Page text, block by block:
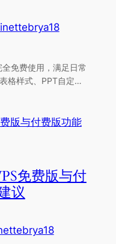
免费使用，满足日常
格样式、PPT自定…
免费版与付
议